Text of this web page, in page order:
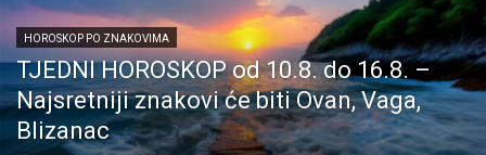
HOROSKOP PO ZNAKOVIMA
TJEDNI HOROSKOP od 10.8. do 16.8. –
Najsretniji znakovi će biti Ovan, Vaga,
Blizanac